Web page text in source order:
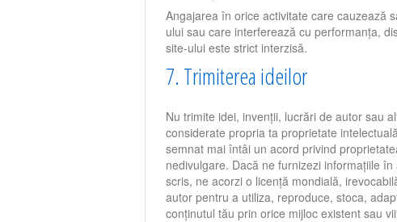
Angajarea în orice activitate care cauzează
ului sau care interferează cu performanța,
site-ului este strict interzisă.
7. Trimiterea ideilor
Nu trimite idei, invenții, lucrări de autor sau
considerate propria ta proprietate
semnat mai întâi un acord privind
nedivulgare. Dacă ne furnizezi informațiile
scris, ne acorzi o licență mondială,
autor pentru a utiliza, reproduce, stoca,
conținutul tău prin orice mijloc existent sau